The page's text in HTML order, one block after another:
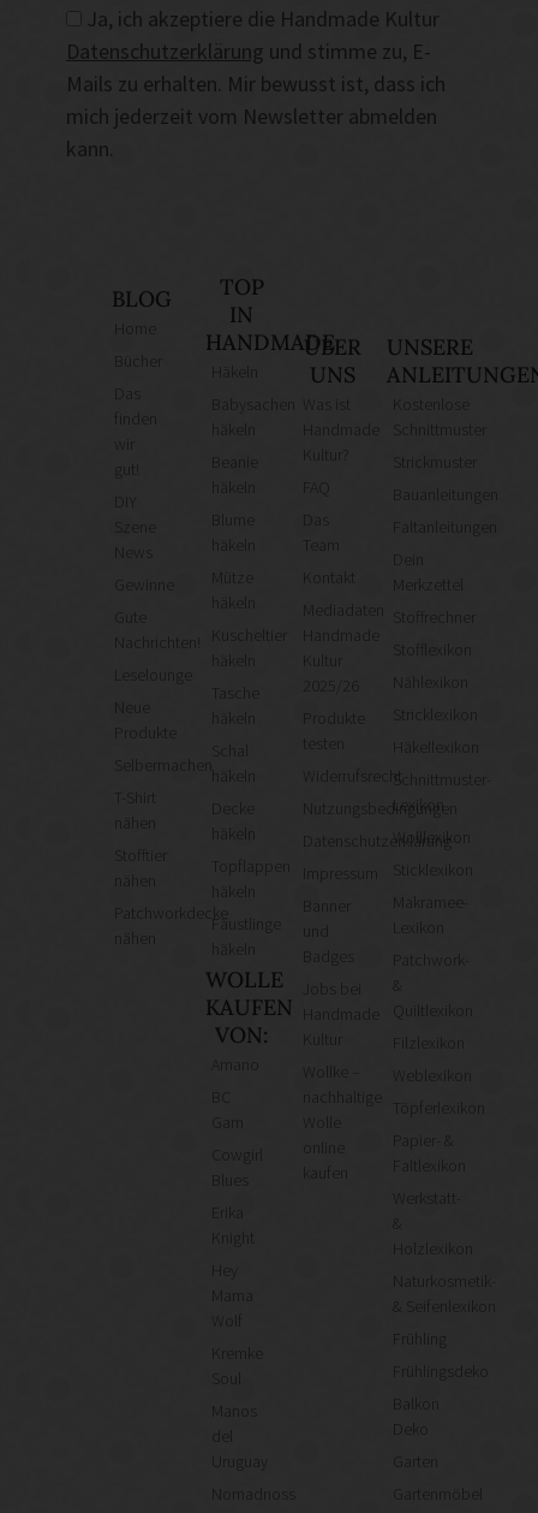
Ja, ich akzeptiere die Handmade Kultur
Datenschutzerklärung und stimme zu, E-
Mails zu erhalten. Mir bewusst ist, dass ich
mich jederzeit vom Newsletter abmelden
kann.
BLOG
finden
gut!
News
Gute
Nachrichten!
Leselounge
Neue
Produkte
Selbermachen
T-Shirt
Stofftier
Patchworkdecke
TOP
IN
HANDMADE
häkeln
häkeln
Mütze
häkeln
Kuscheltier
Tasche
häkeln
häkeln
Topflappen
häkeln
Fäustlinge
häkeln
WOLLE
KAUFEN
VON:
Cowgirl
Knight
Mama
Wolf
Kremke
Manos
Uruguay
Nomadnoss
ÜBER
UNS
Was ist
Kultur?
Das
Team
Kontakt
Mediadaten
Kultur
2025/26
Produkte
testen
Widerrufsrecht
Nutzungsbedingungen
Datenschutzerklärung
Kultur
Wollke –
nachhaltige
kaufen
UNSERE
Kostenlose
Schnittmuster
Strickmuster
Bauanleitungen
Faltanleitungen
Merkzettel
Stoffrechner
Stofflexikon
Nählexikon
Stricklexikon
Häkellexikon
Schnittmuster-
Lexikon
Wolllexikon
Sticklexikon
Makramee-
Lexikon
Patchwork-
&
Quiltlexikon
Filzlexikon
Weblexikon
Töpferlexikon
Papier- &
Faltlexikon
Werkstatt-
&
Holzlexikon
Naturkosmetik-
& Seifenlexikon
Frühling
Frühlingsdeko
Deko
Garten
Gartenmöbel